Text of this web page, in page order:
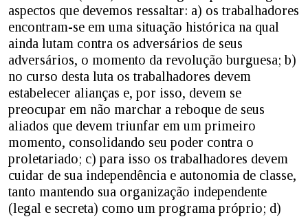
aspectos que devemos ressaltar: a) os trabalhadores
encontram-se em uma situação histórica na qual
ainda lutam contra os adversários de seus
adversários, o momento da revolução burguesa; b)
no curso desta luta os trabalhadores devem
estabelecer alianças e, por isso, devem se
preocupar em não marchar a reboque de seus
aliados que devem triunfar em um primeiro
momento, consolidando seu poder contra o
proletariado; c) para isso os trabalhadores devem
cuidar de sua independência e autonomia de classe,
tanto mantendo sua organização independente
(legal e secreta) como um programa próprio; d)